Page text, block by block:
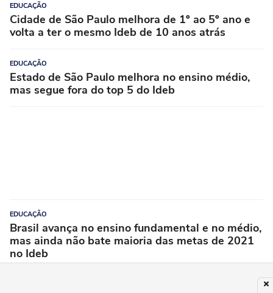
EDUCAÇÃO
Cidade de São Paulo melhora de 1º ao 5º ano e
volta a ter o mesmo Ideb de 10 anos atrás
EDUCAÇÃO
Estado de São Paulo melhora no ensino médio,
mas segue fora do top 5 do Ideb
EDUCAÇÃO
Brasil avança no ensino fundamental e no médio,
mas ainda não bate maioria das metas de 2021
no Ideb